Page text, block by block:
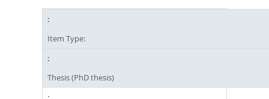
Item Type:
Thesis (PhD thesis)